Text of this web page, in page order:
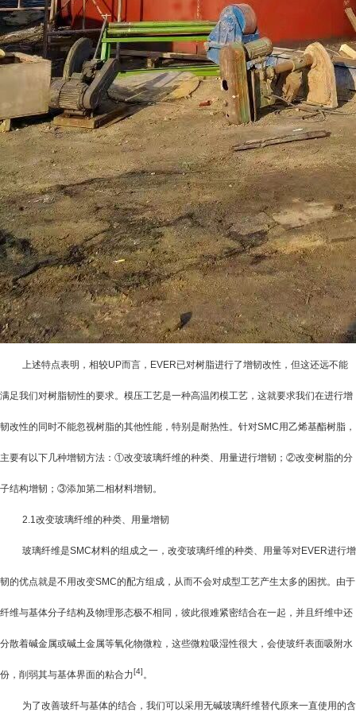
上述特点表明，相较UP而言， EVER已对树脂进行了增韧改性，但这还远不能
满足我们对树脂韧性的要求。模压工艺是一种高温闭模工艺，这就要求我们在进行增
韧改性的同时不能忽视树脂的其他性能，特别是耐热性。针对SMC用乙烯基酯树脂，
主要有以下几种增韧方法：①改变玻璃纤维的种类、用量进行增韧；②改变树脂的分
子结构增韧；③添加第二相材料增韧。
2.1改变玻璃纤维的种类、用量增韧
玻璃纤维是SMC材料的组成之一，改变玻璃纤维的种类、用量等对EVER进行增
韧的优点就是不用改变SMC的配方组成，从而不会对成型工艺产生太多的困扰。由于
纤维与基体分子结构及物理形态极不相同，彼此很难紧密结合在一起，并且纤维中还
分散着碱金属或碱土金属等氧化物微粒，这些微粒吸湿性很大，会使玻纤表面吸附水
份，削弱其与基体界面的粘合力[4]。
为了改善玻纤与基体的结合，我们可以采用无碱玻璃纤维替代原来一直使用的含